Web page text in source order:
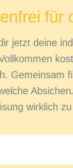
für
jetzt deine
Gemeinsam
wirklich